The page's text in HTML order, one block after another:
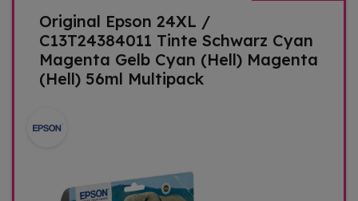
Original Epson 24XL /
C13T24384011 Tinte Schwarz Cyan
Magenta Gelb Cyan (Hell) Magenta
(Hell) 56ml Multipack